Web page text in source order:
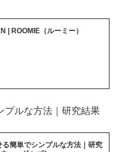
| ROOMIE（ルーミー）
プルな方法｜研究結果
簡単でシンプルな方法｜研究